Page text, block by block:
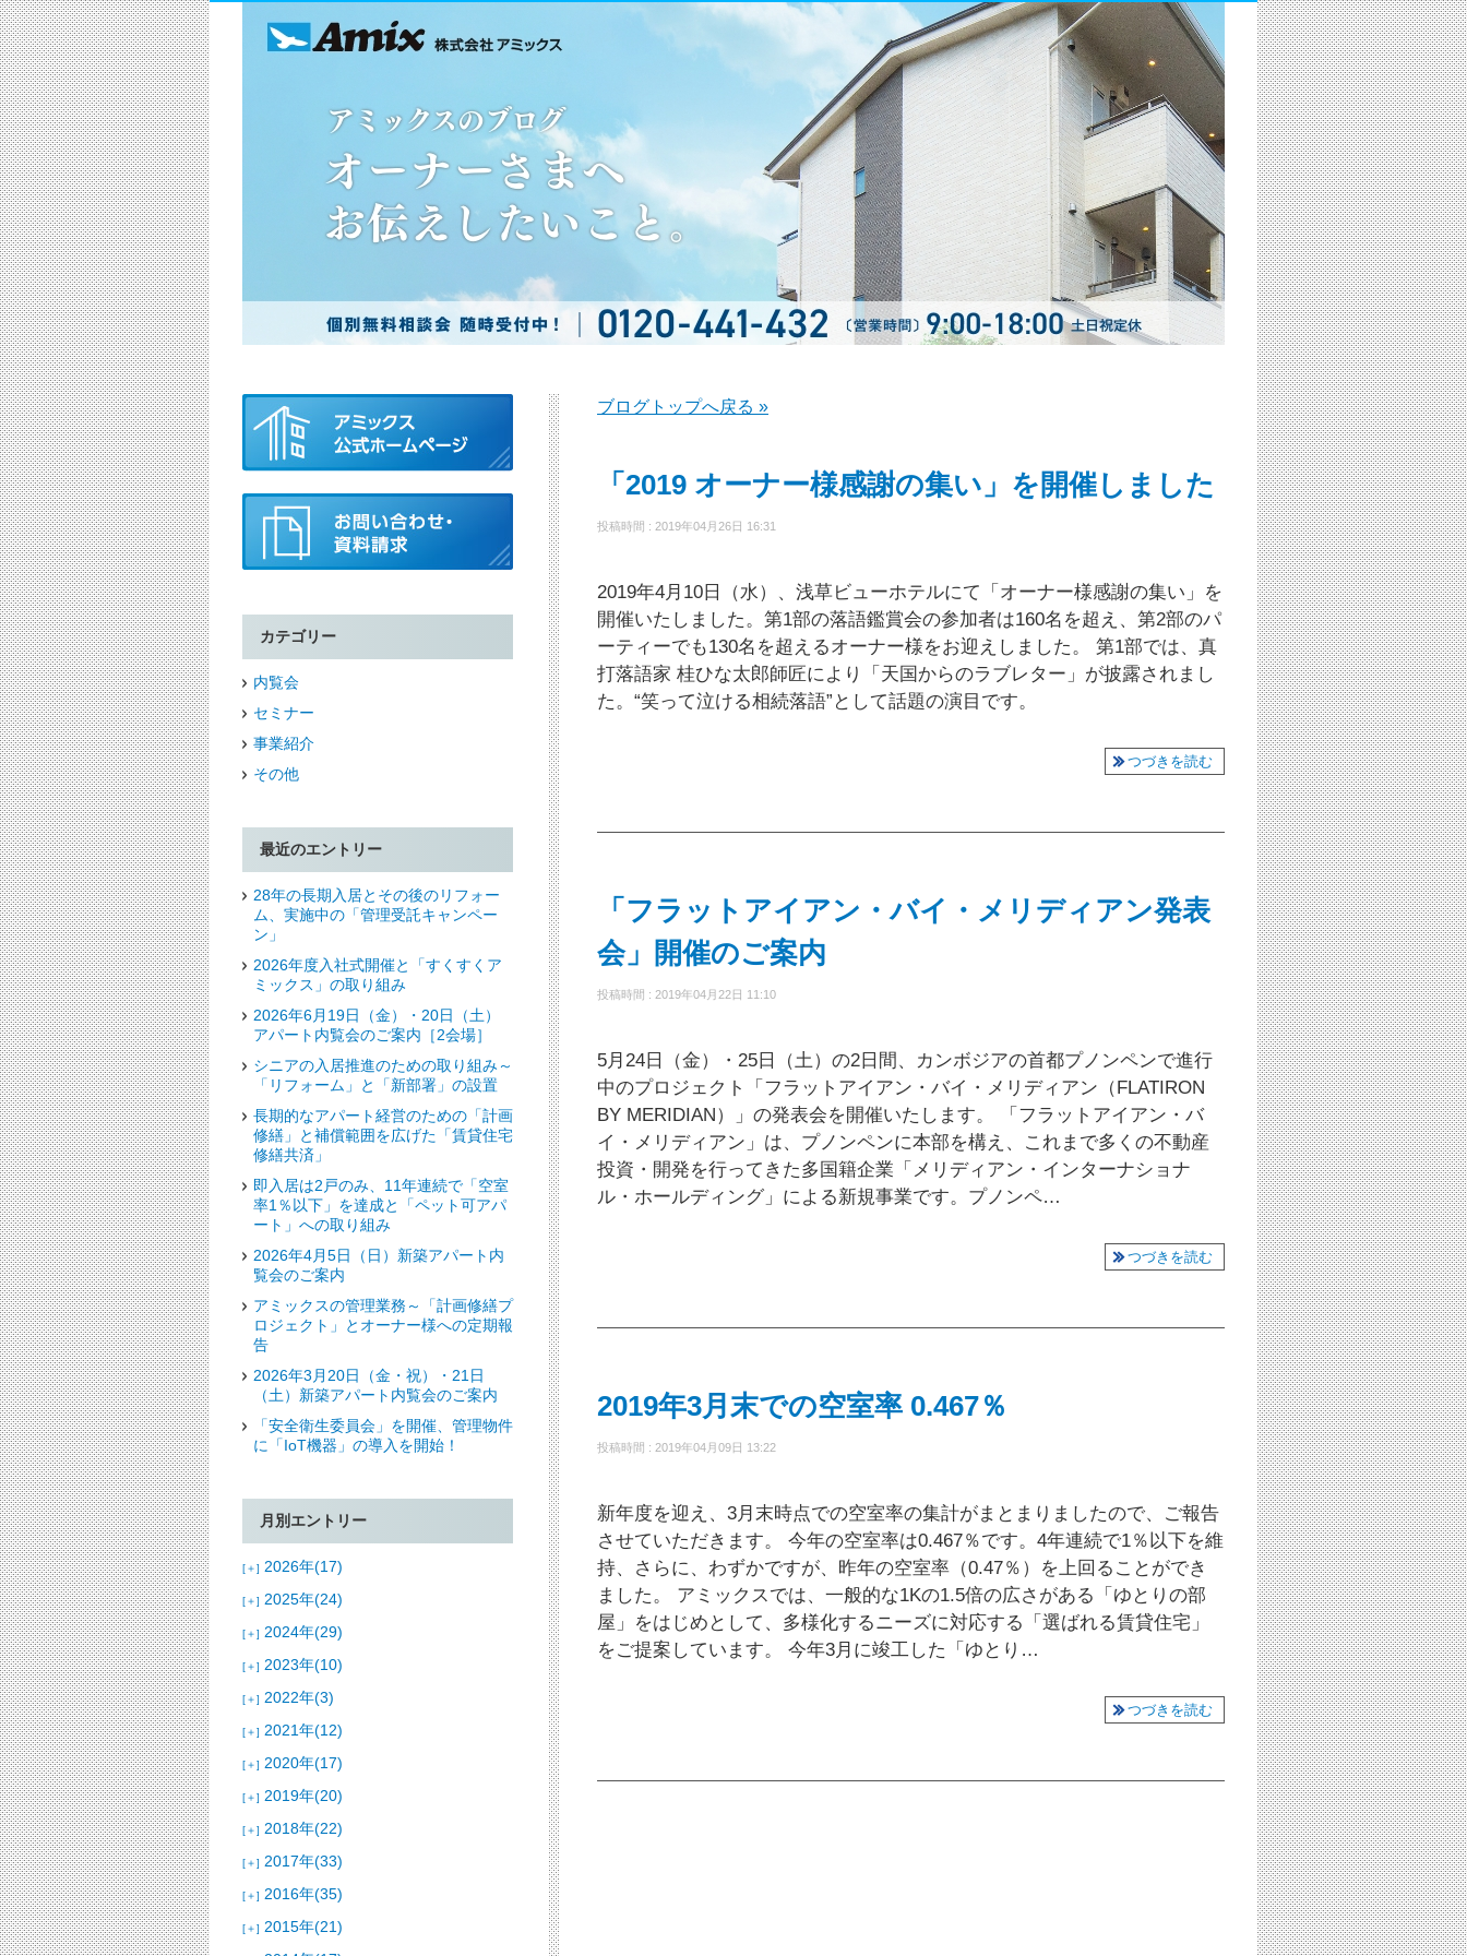
ブログトップへ戻る »
「2019 オーナー様感謝の集い」を開催しました
投稿時間 : 2019年04月26日 16:31
2019年4月10日（水）、浅草ビューホテルにて「オーナー様感謝の集い」を
開催いたしました。第1部の落語鑑賞会の参加者は160名を超え、第2部のパ
ーティーでも130名を超えるオーナー様をお迎えしました。 第1部では、真
打落語家 桂ひな太郎師匠により「天国からのラブレター」が披露されまし
た。“笑って泣ける相続落語”として話題の演目です。
つづきを読む
「フラットアイアン・バイ・メリディアン発表
会」開催のご案内
投稿時間 : 2019年04月22日 11:10
5月24日（金）・25日（土）の2日間、カンボジアの首都プノンペンで進行
中のプロジェクト「フラットアイアン・バイ・メリディアン（FLATIRON
BY MERIDIAN）」の発表会を開催いたします。 「フラットアイアン・バ
イ・メリディアン」は、プノンペンに本部を構え、これまで多くの不動産
投資・開発を行ってきた多国籍企業「メリディアン・インターナショナ
ル・ホールディング」による新規事業です。プノンペ…
つづきを読む
2019年3月末での空室率 0.467％
投稿時間 : 2019年04月09日 13:22
新年度を迎え、3月末時点での空室率の集計がまとまりましたので、ご報告
させていただきます。 今年の空室率は0.467％です。4年連続で1％以下を維
持、さらに、わずかですが、昨年の空室率（0.47％）を上回ることができ
ました。 アミックスでは、一般的な1Kの1.5倍の広さがある「ゆとりの部
屋」をはじめとして、多様化するニーズに対応する「選ばれる賃貸住宅」
をご提案しています。 今年3月に竣工した「ゆとり…
つづきを読む
カテゴリー
内覧会
セミナー
事業紹介
その他
最近のエントリー
28年の長期入居とその後のリフォー
ム、実施中の「管理受託キャンペー
ン」
2026年度入社式開催と「すくすくア
ミックス」の取り組み
2026年6月19日（金）・20日（土）
アパート内覧会のご案内［2会場］
シニアの入居推進のための取り組み～
「リフォーム」と「新部署」の設置
長期的なアパート経営のための「計画
修繕」と補償範囲を広げた「賃貸住宅
修繕共済」
即入居は2戸のみ、11年連続で「空室
率1％以下」を達成と「ペット可アパ
ート」への取り組み
2026年4月5日（日）新築アパート内
覧会のご案内
アミックスの管理業務～「計画修繕プ
ロジェクト」とオーナー様への定期報
告
2026年3月20日（金・祝）・21日
（土）新築アパート内覧会のご案内
「安全衛生委員会」を開催、管理物件
に「IoT機器」の導入を開始！
月別エントリー
[＋] 2026年(17)
[＋] 2025年(24)
[＋] 2024年(29)
[＋] 2023年(10)
[＋] 2022年(3)
[＋] 2021年(12)
[＋] 2020年(17)
[＋] 2019年(20)
[＋] 2018年(22)
[＋] 2017年(33)
[＋] 2016年(35)
[＋] 2015年(21)